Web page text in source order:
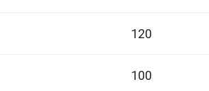
120
100